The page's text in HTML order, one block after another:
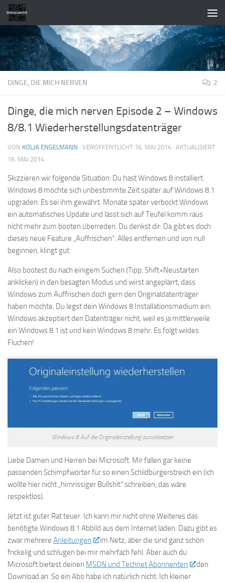
Zum Inhalt springen
DINGE, DIE MICH NERVEN 2
Dinge, die mich nerven Episode 2 – Windows
8/8.1 Wiederherstellungsdatenträger
VON KOLJA ENGELMANN · VERÖFFENTLICHT 16. MAI 2014 · AKTUALISIERT
16. MAI 2014
Skizzieren wir folgende Situation: Du hast Windows 8 installiert.
Windows 8 möchte sich unbestimmte Zeit später auf Windows 8.1
upgraden. Es sei ihm gewährt. Monate später verbockt Windows
ein automatisches Update und lässt sich auf Teufel komm raus
nicht mehr zum booten überreden. Du denkst dir: Da gibt es doch
dieses neue Feature „Auffrischen“. Alles entfernen und von null
beginnen, klingt gut.
Also bootest du nach einigem Suchen (Tipp: Shift+Neustarten
anklicken) in den besagten Modus und wirst angeplärrt, dass
Windows zum Auffrischen doch gern den Originaldatenträger
haben möchte. Du legst dein Windows 8 Installationsmedium ein.
Windows akzeptiert den Datenträger nicht, weil es ja mittlerweile
ein Windows 8.1 ist und kein Windows 8 mehr. Es folgt wildes
Fluchen!
Windows 8 Auf die Originaleinstellung zurücksetzen
Liebe Damen und Herren bei Microsoft. Mir fallen gar keine
passenden Schimpfwörter für so einen Schildbürgerstreich ein (ich
wollte hier nicht „hirnrissiger Bullshit“ schreiben, das wäre
respektlos).
Jetzt ist guter Rat teuer. Ich kann mir nicht ohne Weiteres das
benötigte Windows 8.1 Abbild aus dem Internet laden. Dazu gibt es
zwar mehrere Anleitungen
im Netz, aber die sind ganz schön
frickelig und schlugen bei mir mehrfach fehl. Aber auch du
Microsoft bietest deinen MSDN und Technet Abonnenten
den
Download an. So ein Abo habe ich natürlich nicht. Ich kleiner